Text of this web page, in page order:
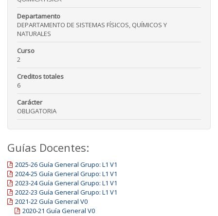
Departamento
DEPARTAMENTO DE SISTEMAS FÍSICOS, QUÍMICOS Y
NATURALES
Curso
2
Creditos totales
6
Carácter
OBLIGATORIA
Guías Docentes:
2025-26 Guía General Grupo: L1 V1
2024-25 Guía General Grupo: L1 V1
2023-24 Guía General Grupo: L1 V1
2022-23 Guía General Grupo: L1 V1
2021-22 Guía General V0
2020-21 Guía General V0